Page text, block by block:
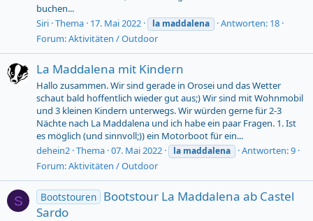
buchen...
Siri Thema 17. Mai 2022 la maddalena
Antworten: 18
Forum:Aktivitäten / Outdoor
La Maddalena mit Kindern
Hallo zusammen. Wir sind gerade in Orosei und das Wetter
schaut bald hoffentlich wieder gut aus;) Wir sind mit Wohnmobil
und 3 kleinen Kindern unterwegs. Wir würden gerne für 2-3
Nächte nach La Maddalena und ich habe ein paar Fragen. 1. Ist
es möglich (und sinnvoll;)) ein Motorboot für ein...
dehein2 Thema 07. Mai 2022 la maddalena
Antworten: 9
Forum:Aktivitäten / Outdoor
S Bootstouren Bootstour La Maddalena ab Castel
Sardo